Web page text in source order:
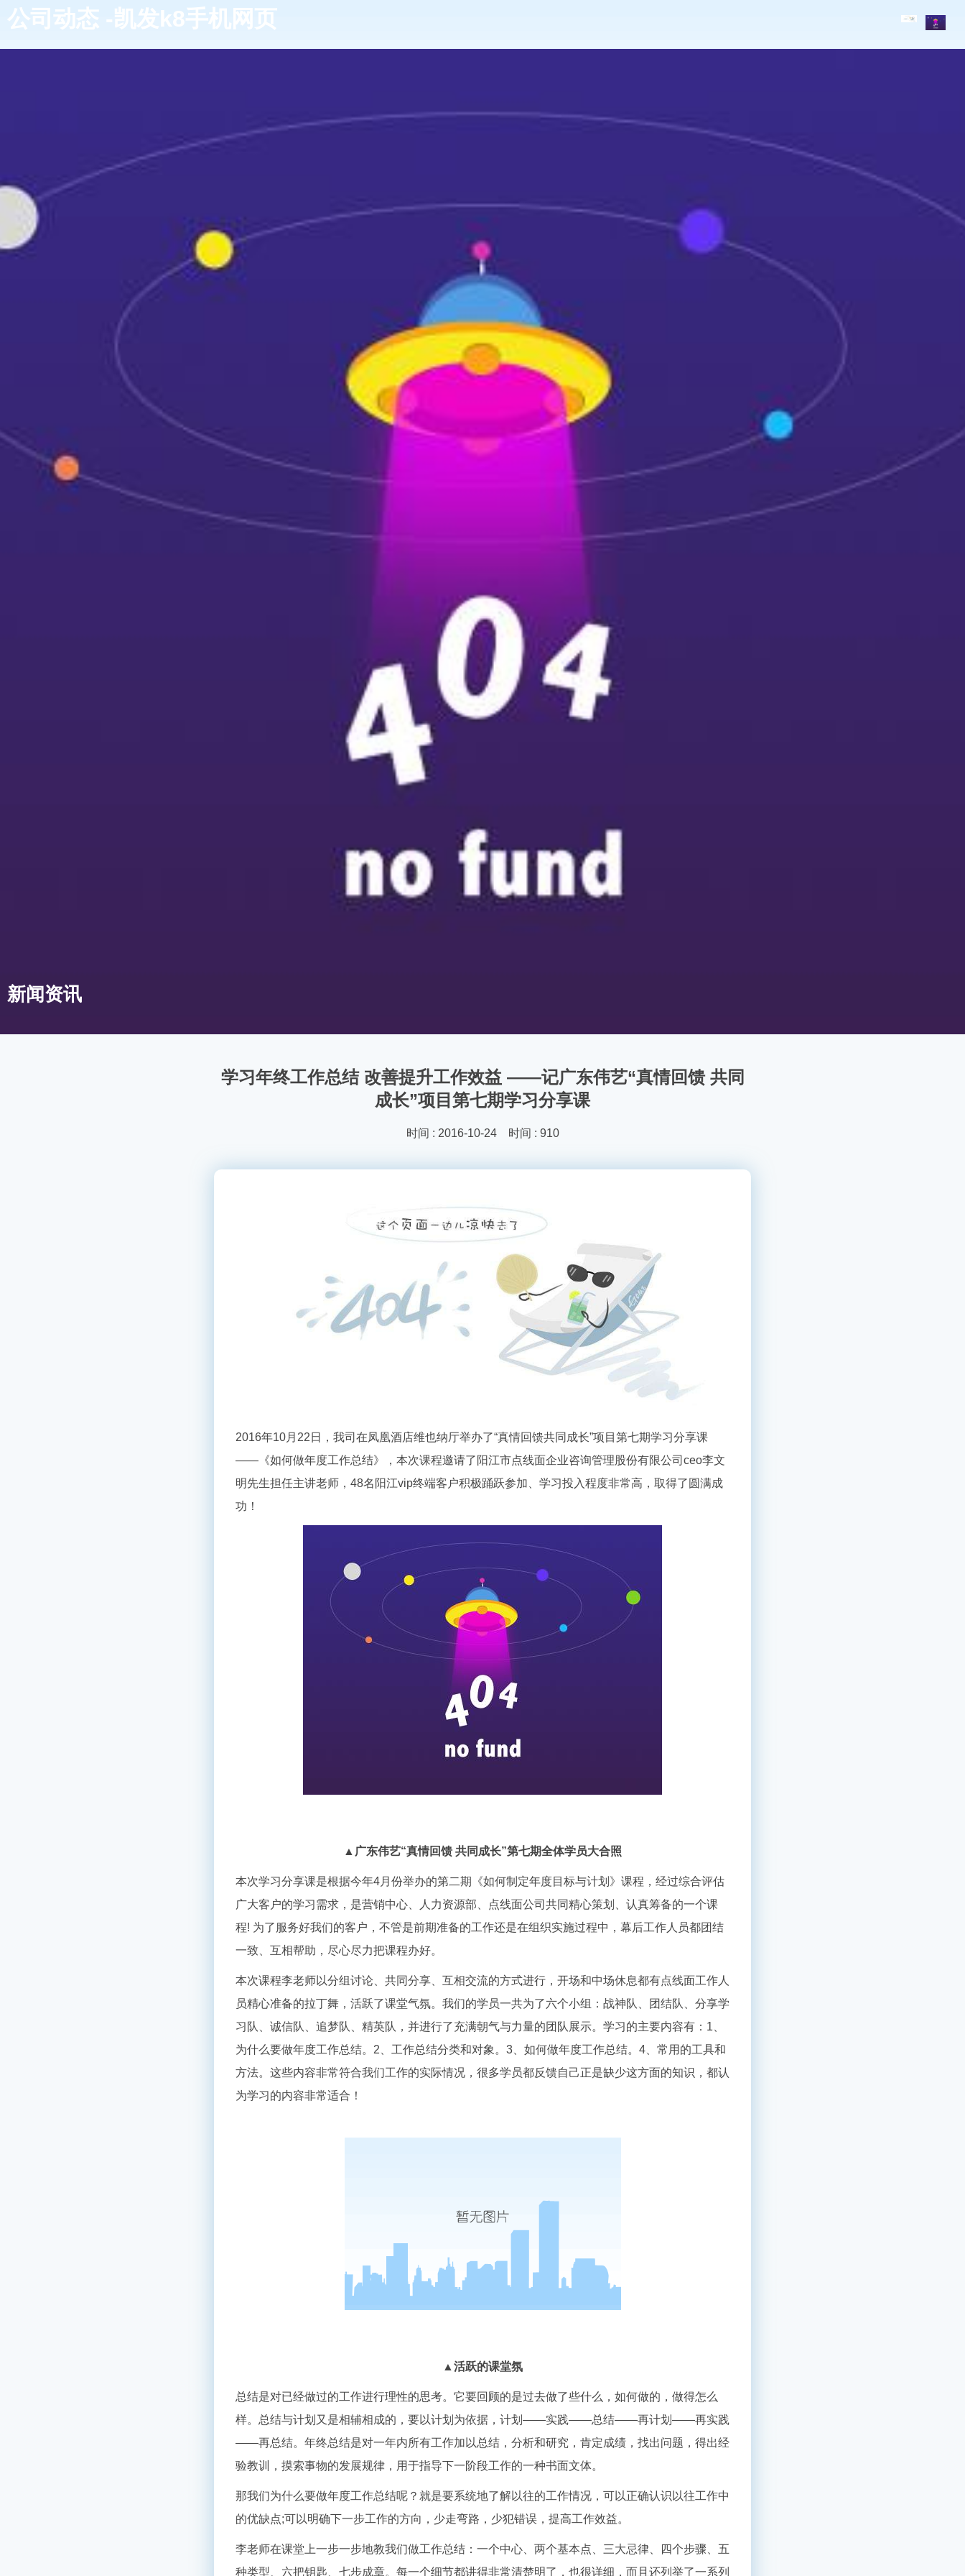
公司动态 -凯发k8手机网页
新闻资讯
学习年终工作总结 改善提升工作效益 ——记广东伟艺“真情回馈 共同
成长”项目第七期学习分享课
时间 : 2016-10-24 时间 : 910
2016年10月22日，我司在凤凰酒店维也纳厅举办了“真情回馈共同成长”项目第七期学习分享课
——《如何做年度工作总结》，本次课程邀请了阳江市点线面企业咨询管理股份有限公司ceo李文
明先生担任主讲老师，48名阳江vip终端客户积极踊跃参加、学习投入程度非常高，取得了圆满成
功！
▲广东伟艺“真情回馈 共同成长”第七期全体学员大合照
本次学习分享课是根据今年4月份举办的第二期《如何制定年度目标与计划》课程，经过综合评估
广大客户的学习需求，是营销中心、人力资源部、点线面公司共同精心策划、认真筹备的一个课
程! 为了服务好我们的客户，不管是前期准备的工作还是在组织实施过程中，幕后工作人员都团结
一致、互相帮助，尽心尽力把课程办好。
本次课程李老师以分组讨论、共同分享、互相交流的方式进行，开场和中场休息都有点线面工作人
员精心准备的拉丁舞，活跃了课堂气氛。我们的学员一共为了六个小组：战神队、团结队、分享学
习队、诚信队、追梦队、精英队，并进行了充满朝气与力量的团队展示。学习的主要内容有：1、
为什么要做年度工作总结。2、工作总结分类和对象。3、如何做年度工作总结。4、常用的工具和
方法。这些内容非常符合我们工作的实际情况，很多学员都反馈自己正是缺少这方面的知识，都认
为学习的内容非常适合！
▲活跃的课堂氛
总结是对已经做过的工作进行理性的思考。它要回顾的是过去做了些什么，如何做的，做得怎么
样。总结与计划又是相辅相成的，要以计划为依据，计划——实践——总结——再计划——再实践
——再总结。年终总结是对一年内所有工作加以总结，分析和研究，肯定成绩，找出问题，得出经
验教训，摸索事物的发展规律，用于指导下一阶段工作的一种书面文体。
那我们为什么要做年度工作总结呢？就是要系统地了解以往的工作情况，可以正确认识以往工作中
的优缺点;可以明确下一步工作的方向，少走弯路，少犯错误，提高工作效益。
李老师在课堂上一步一步地教我们做工作总结：一个中心、两个基本点、三大忌律、四个步骤、五
种类型、六把钥匙、七步成章。每一个细节都讲得非常清楚明了，也很详细，而且还列举了一系列